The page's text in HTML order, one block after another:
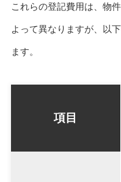
これらの登記費用は、物
よって異なりますが、以
ます。
項目